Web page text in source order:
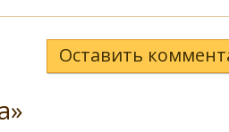
Оставить